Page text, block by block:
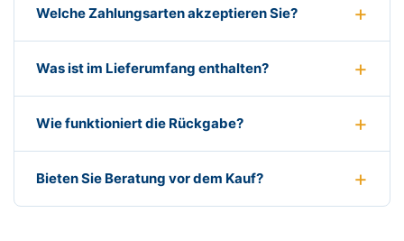
Welche Zahlungsarten akzeptieren Sie?
Was ist im Lieferumfang enthalten?
Wie funktioniert die Rückgabe?
Bieten Sie Beratung vor dem Kauf?